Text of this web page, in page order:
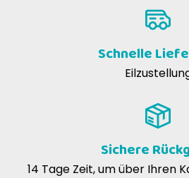
Schnelle
Sichere
14 Tage Zeit, um über Ihren